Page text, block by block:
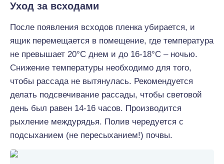
Уход за всходами
После появления всходов пленка убирается, и
ящик перемещается в помещение, где температура
не превышает 20°С днем и до 16-18°С – ночью.
Снижение температуры необходимо для того,
чтобы рассада не вытянулась. Рекомендуется
делать подсвечивание рассады, чтобы световой
день был равен 14-16 часов. Производится
рыхление междурядья. Полив чередуется с
подсыханием (не пересыханием!) почвы.